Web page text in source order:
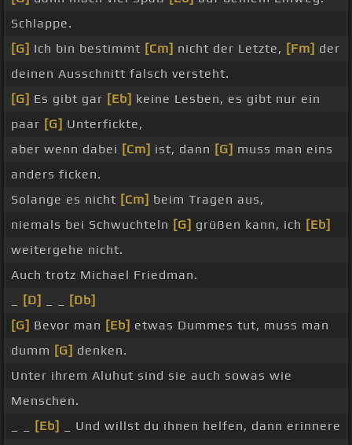
Schlappe.
[G] Ich bin bestimmt [Cm] nicht der Letzte, [Fm] der
deinen Ausschnitt falsch versteht.
[G] Es gibt gar [Eb] keine Lesben, es gibt nur ein
paar [G] Unterfickte,
aber wenn dabei [Cm] ist, dann [G] muss man eins
anders ficken.
Solange es nicht [Cm] beim Tragen aus,
niemals bei Schwuchteln [G] grüßen kann, ich [Eb]
weitergehe nicht.
Auch trotz Michael Friedman.
[D]
[Db]
[G] Bevor man [Eb] etwas Dummes tut, muss man
dumm [G] denken.
Unter ihrem Aluhut sind sie auch sowas wie
Menschen.
[Eb]
_ Und willst du ihnen helfen, dann erinnere